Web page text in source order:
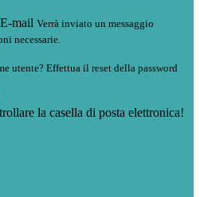
E-mail Verrà inviato un messaggio
necessarie.
utente? Effettua il reset della password
la casella di posta elettronica!